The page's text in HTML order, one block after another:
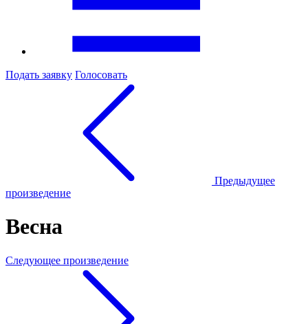
Подать заявку Голосовать
Предыдущее
произведение
Весна
Следующее произведение